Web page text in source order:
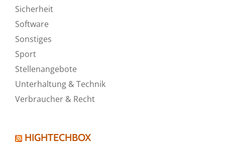
Sicherheit
Software
Sonstiges
Sport
Stellenangebote
Unterhaltung & Technik
Verbraucher & Recht
HIGHTECHBOX